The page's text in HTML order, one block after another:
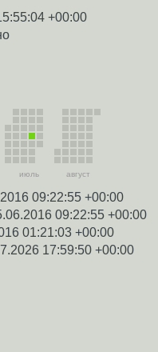
+00:00
июль август
09:22:55 +00:00
09:22:55 +00:00
01:21:03 +00:00
17:59:50 +00:00